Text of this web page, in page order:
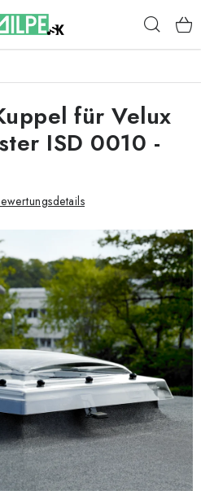
Cookies
Geschäftsbedingungen
für Velux
ISD 0010 -